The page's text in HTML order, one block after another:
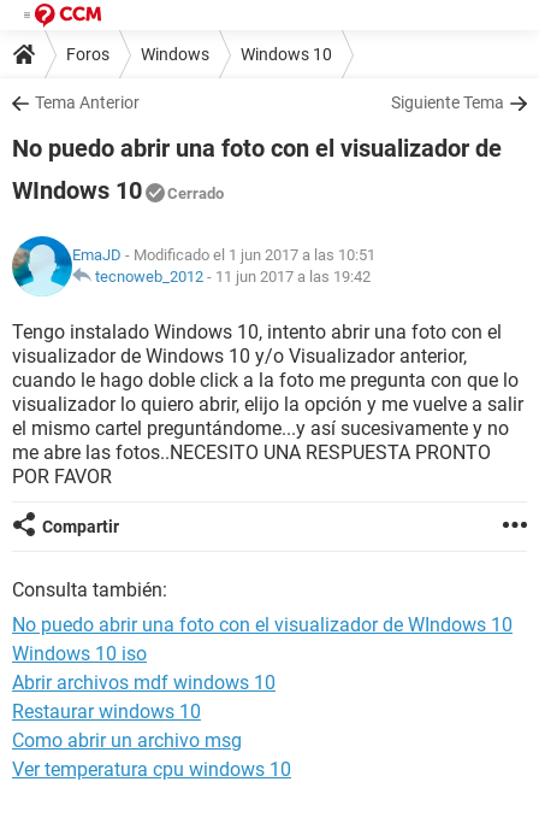
Foros Windows Windows 10
Tema Anterior Siguiente Tema
No puedo abrir una foto con el visualizador de
WIndows 10
Cerrado
EmaJD - Modificado el 1 jun 2017 a las 10:51
tecnoweb_2012 - 11 jun 2017 a las 19:42
Tengo instalado Windows 10, intento abrir una foto con el
visualizador de Windows 10 y/o Visualizador anterior,
cuando le hago doble click a la foto me pregunta con que lo
visualizador lo quiero abrir, elijo la opción y me vuelve a salir
el mismo cartel preguntándome...y así sucesivamente y no
me abre las fotos..NECESITO UNA RESPUESTA PRONTO
POR FAVOR
Compartir
Consulta también:
No puedo abrir una foto con el visualizador de WIndows 10
Windows 10 iso
Abrir archivos mdf windows 10
Restaurar windows 10
Como abrir un archivo msg
Ver temperatura cpu windows 10